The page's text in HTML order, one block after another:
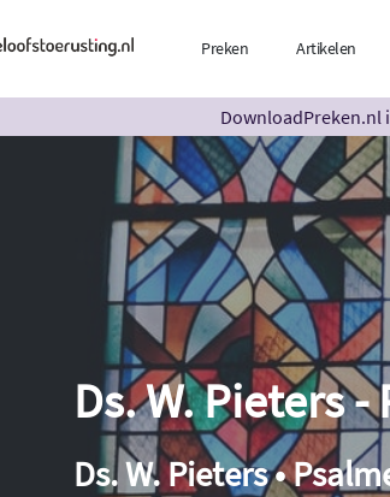
Preken Artikelen
DownloadPreken.nl
Ds. W. Pieters -
Ds. W. Pieters •